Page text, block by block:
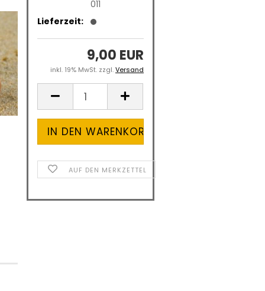
011
Lieferzeit:
9,00 EUR
inkl. 19% MwSt. zzgl.Versand
AUF DEN MERKZETTEL